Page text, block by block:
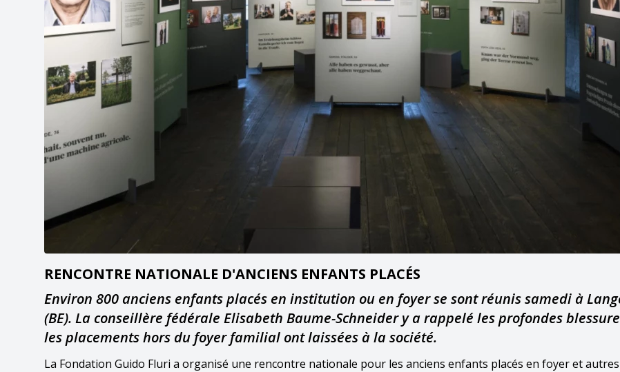
RENCONTRE NATIONALE D'ANCIENS ENFANTS PLACÉS
Environ 800 anciens enfants placés en institution ou en foyer se sont réunis samedi à
(BE). La conseillère fédérale Elisabeth Baume-Schneider y a rappelé les profondes
les placements hors du foyer familial ont laissées à la société.
La Fondation Guido Fluri a organisé une rencontre nationale pour les anciens enfants placés en foyer et